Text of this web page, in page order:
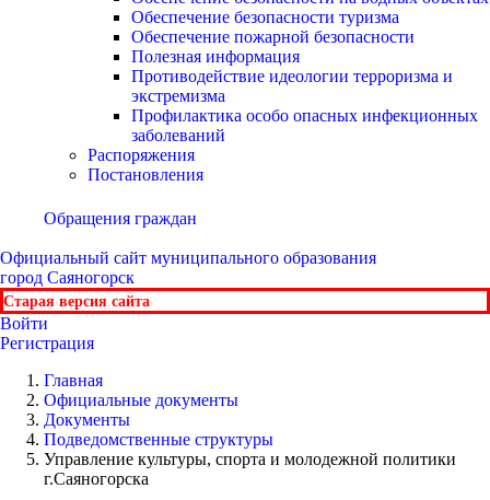
Обеспечение безопасности туризма
Обеспечение пожарной безопасности
Полезная информация
Противодействие идеологии терроризма и
экстремизма
Профилактика особо опасных инфекционных
заболеваний
Распоряжения
Постановления
Обращения граждан
Официальный сайт муниципального образования
город Саяногорск
Старая версия сайта
Войти
Регистрация
Главная
Официальные документы
Документы
Подведомственные структуры
Управление культуры, спорта и молодежной политики
г.Саяногорска